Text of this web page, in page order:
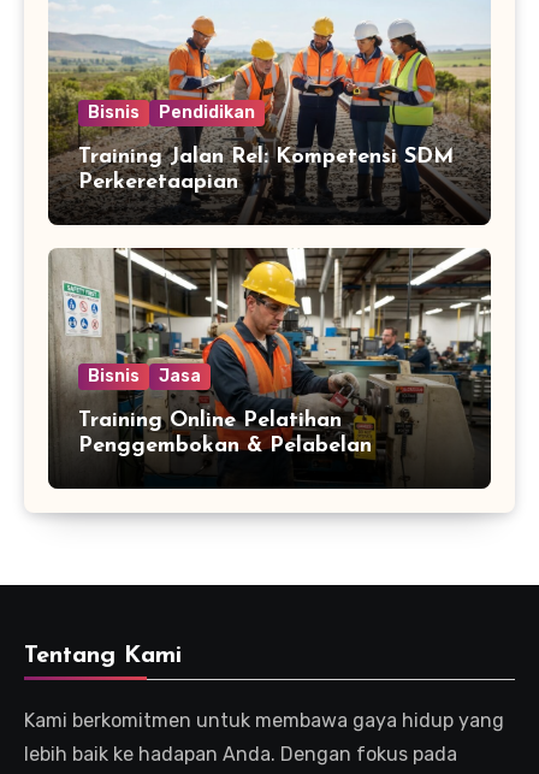
Bisnis Pendidikan
Training Jalan Rel: Kompetensi SDM
Perkeretaapian
Bisnis Jasa
Training Online Pelatihan
Penggembokan & Pelabelan
Tentang Kami
Kami berkomitmen untuk membawa gaya hidup yang
lebih baik ke hadapan Anda. Dengan fokus pada